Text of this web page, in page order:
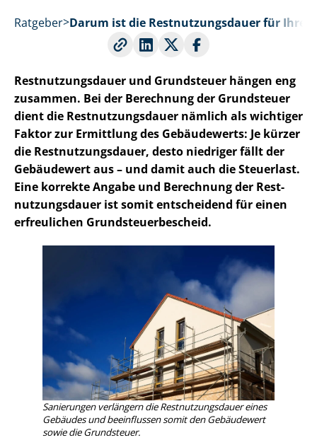
Ratgeber Darum ist die Rest­nut­zungs­dau­er für Ihre
Rest­nut­zungs­dau­er und Grundsteuer hängen eng
zusammen. Bei der Berechnung der Grundsteuer
dient die Rest­nut­zungs­dau­er nämlich als wichtiger
Faktor zur Ermittlung des Gebäudewerts: Je kürzer
die Rest­nut­zungs­dau­er, desto niedriger fällt der
Gebäudewert aus – und damit auch die Steuerlast.
Eine korrekte Angabe und Berechnung der Rest­
nut­zungs­dau­er ist somit entscheidend für einen
erfreulichen Grund­steu­er­be­scheid.
Sanierungen verlängern die Rest­nut­zungs­dau­er eines
Gebäudes und beeinflussen somit den Gebäudewert
sowie die Grundsteuer.